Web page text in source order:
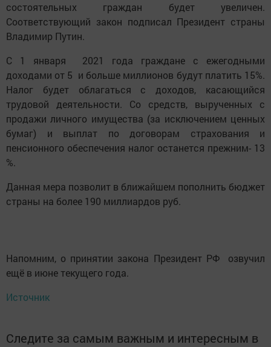
состоятельных граждан будет увеличен.
Соответствующий закон подписал Президент страны
Владимир Путин.
С 1 января 2021 года граждане с ежегодными
доходами от 5 и больше миллионов будут платить 15%.
Налог будет облагаться с доходов, касающийся
трудовой деятельности. Со средств, вырученных с
продажи личного имущества (за исключением ценных
бумаг) и выплат по договорам страхования и
пенсионного обеспечения налог останется прежним- 13
%.
Данная мера позволит в ближайшем пополнить бюджет
страны на более 190 миллиардов руб.
Напомним, о принятии закона Президент РФ озвучил
ещё в июне текущего года.
Источник
Следите за самым важным и интересным в